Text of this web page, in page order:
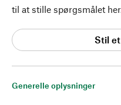
Generelle oplysninger
til at stille spørgsmålet
Stil